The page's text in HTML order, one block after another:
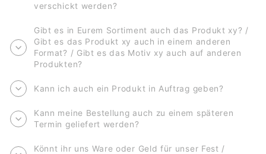
verschickt werden?
Gibt es in Eurem Sortiment auch das Produkt xy? /
Gibt es das Produkt xy auch in einem anderen
Format? / Gibt es das Motiv xy auch auf anderen
Produkten?
Kann ich auch ein Produkt in Auftrag geben?
Kann meine Bestellung auch zu einem späteren
Termin geliefert werden?
Könnt ihr uns Ware oder Geld für unser Fest /